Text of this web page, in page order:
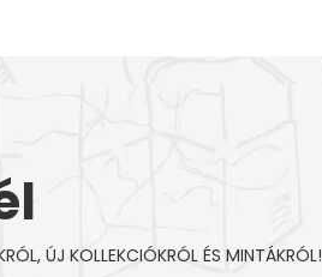
ÚJ KOLLEKCIÓKRÓL ÉS MINTÁKRÓL!